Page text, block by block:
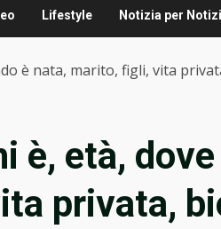
Lifestyle Notizia per
è nata, marito, figli, vita
è, età,
privata,